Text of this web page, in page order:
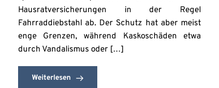
Hausratversicherungen in der Regel
Fahrraddiebstahl ab. Der Schutz hat aber meist
enge Grenzen, während Kaskoschäden etwa
durch Vandalismus oder […]
Weiterlesen